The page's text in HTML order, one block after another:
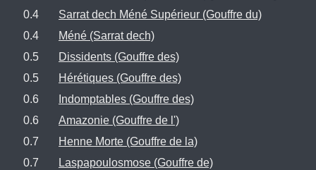
0.4
Sarrat dech Méné Supérieur (Gouffre du)
0.4
Méné (Sarrat dech)
0.5
Dissidents (Gouffre des)
0.5
Hérétiques (Gouffre des)
0.6
Indomptables (Gouffre des)
0.6
Amazonie (Gouffre de l')
0.7
Henne Morte (Gouffre de la)
0.7
Laspapoulosmose (Gouffre de)